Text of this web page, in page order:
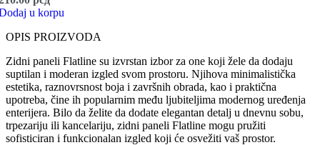
u korpu
OPIS PROIZVODA
Zidni paneli Flatline su izvrstan izbor za one koji žele da dodaju
suptilan i moderan izgled svom prostoru. Njihova minimalistička
estetika, raznovrsnost boja i završnih obrada, kao i praktična
upotreba, čine ih popularnim među ljubiteljima modernog uređenja
enterijera. Bilo da želite da dodate elegantan detalj u dnevnu sobu,
trpezariju ili kancelariju, zidni paneli Flatline mogu pružiti
sofisticiran i funkcionalan izgled koji će osvežiti vaš prostor.